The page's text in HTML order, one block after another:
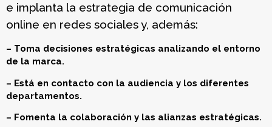
e implanta la estrategia de comunicación
online en redes sociales y, además:
– Toma decisiones estratégicas analizando el entorno
de la marca.
– Está en contacto con la audiencia y los diferentes
departamentos.
– Fomenta la colaboración y las alianzas estratégicas.